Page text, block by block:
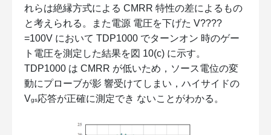
れらは絶縁方式による CMRR 特性の差によるもの
と考えられる。また電源 電圧を下げた V????
=100V において TDP1000 でターンオン 時のゲー
ト電圧を測定した結果を図 10(c) に示す。
TDP1000 は CMRR が低いため，ソース電位の変
動にプローブが影 響受けてしまい，ハイサイドの
Vgs応答が正確に測定でき ないことがわかる。